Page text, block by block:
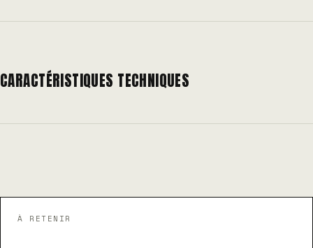
CARACTÉRISTIQUES TECHNIQUES
À RETENIR